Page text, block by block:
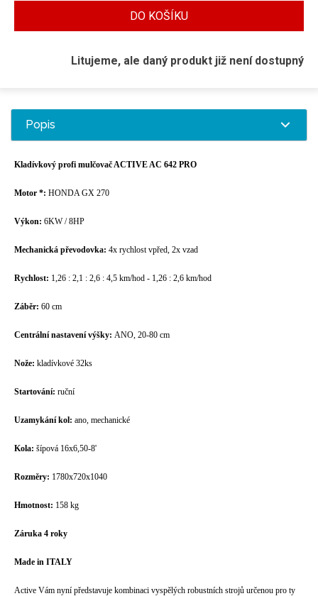
DO KOŠÍKU
Litujeme, ale daný produkt již není dostupný
Popis
Kladívkový profi mulčovač ACTIVE AC 642 PRO
Motor *: HONDA GX 270
Výkon: 6KW / 8HP
Mechanická převodovka: 4x rychlost vpřed, 2x vzad
Rychlost: 1,26 : 2,1 : 2,6 : 4,5 km/hod - 1,26 : 2,6 km/hod
Záběr: 60 cm
Centrální nastavení výšky: ANO, 20-80 cm
Nože: kladívkové 32ks
Startování: ruční
Uzamykání kol: ano, mechanické
Kola: šípová 16x6,50-8'
Rozměry: 1780x720x1040
Hmotnost: 158 kg
Záruka 4 roky
Made in ITALY
Active Vám nyní představuje kombinaci vyspělých robustních strojů určenou pro ty